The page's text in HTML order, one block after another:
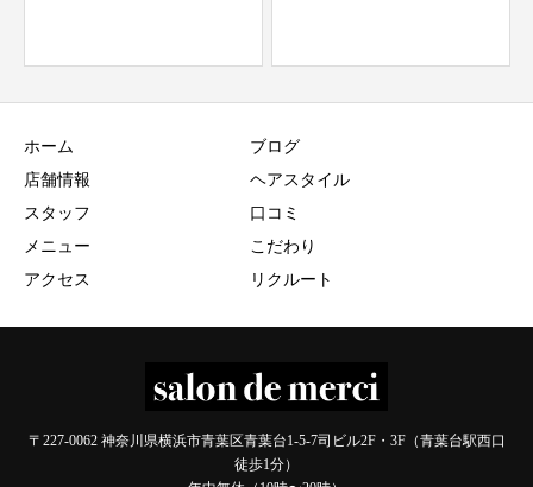
ホーム
店舗情報
スタッフ
メニュー
アクセス
ブログ
ヘアスタイル
口コミ
こだわり
リクルート
〒227-0062 神奈川県横浜市青葉区青葉台1-5-7司ビル2F・3F（青葉台駅西口
徒歩1分）